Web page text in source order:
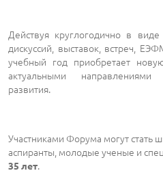
Действуя круглогодично в
дискуссий, выставок, встреч,
учебный год приобретает
актуальными направлениями
развития.
Участниками Форума могут стать
аспиранты, молодые ученые и
35 лет.